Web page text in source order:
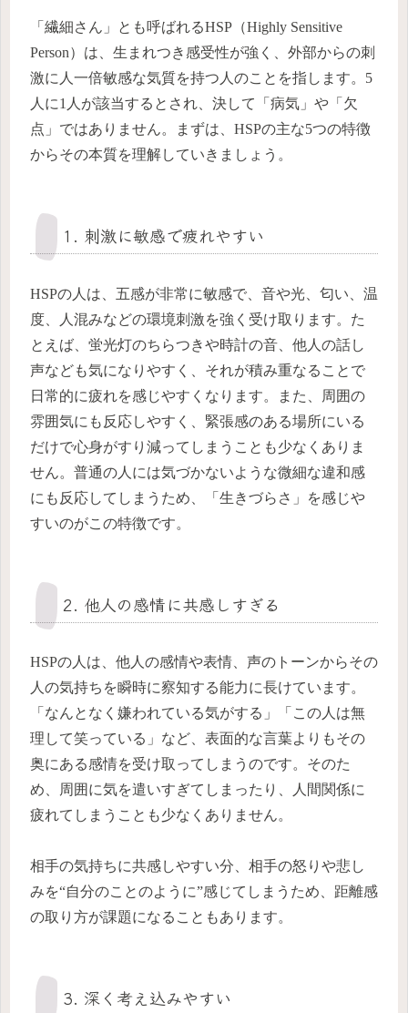
「繊細さん」とも呼ばれるHSP（Highly Sensitive
Person）は、生まれつき感受性が強く、外部からの刺
激に人一倍敏感な気質を持つ人のことを指します。5
人に1人が該当するとされ、決して「病気」や「欠
点」ではありません。まずは、HSPの主な5つの特徴
からその本質を理解していきましょう。
1. 刺激に敏感で疲れやすい
HSPの人は、五感が非常に敏感で、音や光、匂い、温
度、人混みなどの環境刺激を強く受け取ります。た
とえば、蛍光灯のちらつきや時計の音、他人の話し
声なども気になりやすく、それが積み重なることで
日常的に疲れを感じやすくなります。また、周囲の
雰囲気にも反応しやすく、緊張感のある場所にいる
だけで心身がすり減ってしまうことも少なくありま
せん。普通の人には気づかないような微細な違和感
にも反応してしまうため、「生きづらさ」を感じや
すいのがこの特徴です。
2. 他人の感情に共感しすぎる
HSPの人は、他人の感情や表情、声のトーンからその
人の気持ちを瞬時に察知する能力に長けています。
「なんとなく嫌われている気がする」「この人は無
理して笑っている」など、表面的な言葉よりもその
奥にある感情を受け取ってしまうのです。そのた
め、周囲に気を遣いすぎてしまったり、人間関係に
疲れてしまうことも少なくありません。
相手の気持ちに共感しやすい分、相手の怒りや悲し
みを“自分のことのように”感じてしまうため、距離感
の取り方が課題になることもあります。
3. 深く考え込みやすい